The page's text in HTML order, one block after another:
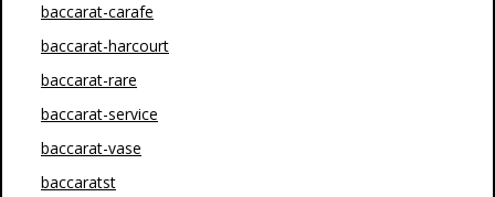
baccarat-carafe
baccarat-harcourt
baccarat-rare
baccarat-service
baccarat-vase
baccaratst